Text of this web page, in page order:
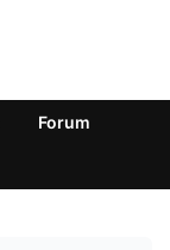
Forum